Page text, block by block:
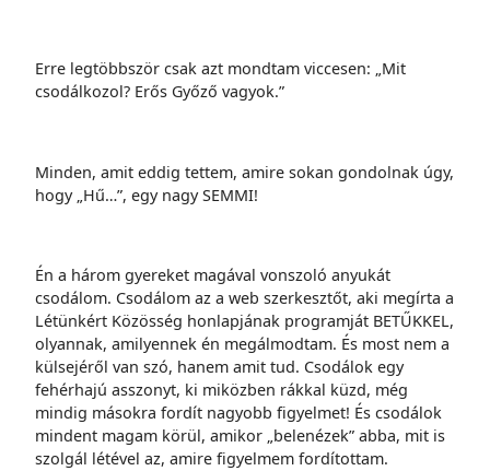
Erre legtöbbször csak azt mondtam viccesen: „Mit
csodálkozol? Erős Győző vagyok.”
Minden, amit eddig tettem, amire sokan gondolnak úgy,
hogy „Hű…”, egy nagy SEMMI!
Én a három gyereket magával vonszoló anyukát
csodálom. Csodálom az a web szerkesztőt, aki megírta a
Létünkért Közösség honlapjának programját BETŰKKEL,
olyannak, amilyennek én megálmodtam. És most nem a
külsejéről van szó, hanem amit tud. Csodálok egy
fehérhajú asszonyt, ki miközben rákkal küzd, még
mindig másokra fordít nagyobb figyelmet! És csodálok
mindent magam körül, amikor „belenézek” abba, mit is
szolgál létével az, amire figyelmem fordítottam.